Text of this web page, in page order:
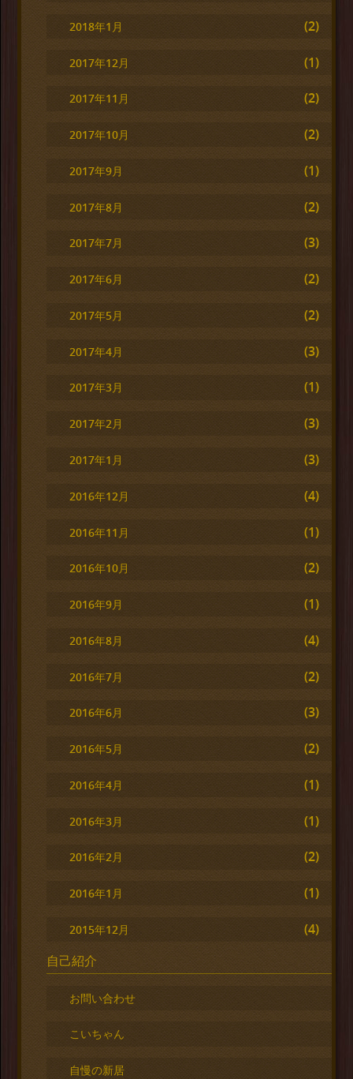
2018年1月 (2)
2017年12月 (1)
2017年11月 (2)
2017年10月 (2)
2017年9月 (1)
2017年8月 (2)
2017年7月 (3)
2017年6月 (2)
2017年5月 (2)
2017年4月 (3)
2017年3月 (1)
2017年2月 (3)
2017年1月 (3)
2016年12月 (4)
2016年11月 (1)
2016年10月 (2)
2016年9月 (1)
2016年8月 (4)
2016年7月 (2)
2016年6月 (3)
2016年5月 (2)
2016年4月 (1)
2016年3月 (1)
2016年2月 (2)
2016年1月 (1)
2015年12月
(4)
自己紹介
お問い合わせ
こいちゃん
自慢の新居